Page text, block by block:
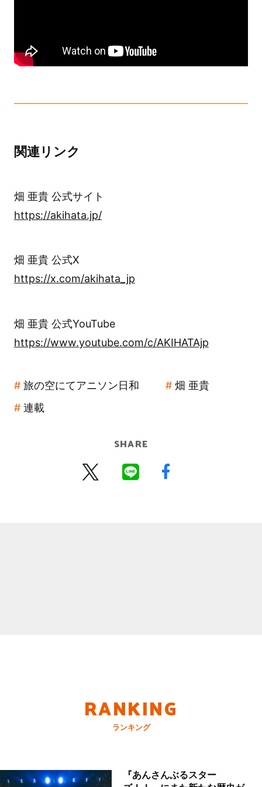
関連リンク
畑 亜貴 公式サイト
https://akihata.jp/
畑 亜貴 公式X
https://x.com/akihata_jp
畑 亜貴 公式YouTube
https://www.youtube.com/c/AKIHATAjp
旅の空にてアニソン日和
畑 亜貴
連載
SHARE
RANKING
ランキング
『あんさんぶるスター